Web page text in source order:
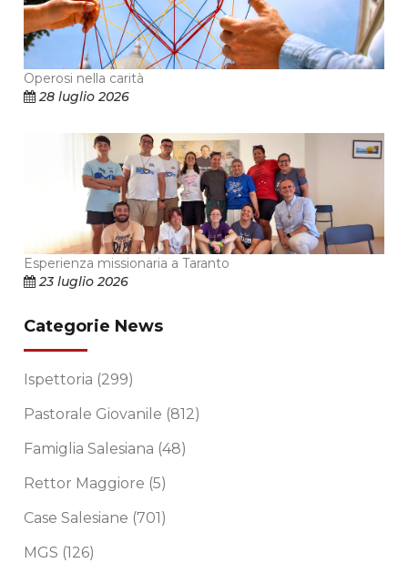
Operosi nella carità
28 luglio 2026
Esperienza missionaria a Taranto
23 luglio 2026
Categorie News
Ispettoria (299)
Pastorale Giovanile (812)
Famiglia Salesiana (48)
Rettor Maggiore (5)
Case Salesiane (701)
MGS (126)